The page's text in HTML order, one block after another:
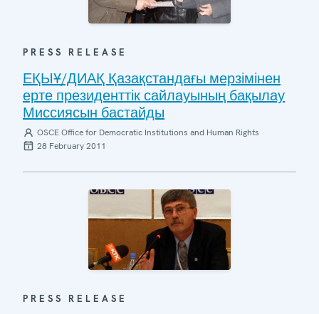
PRESS RELEASE
ЕҚЫҰ/ДИАҚ Қазақстандағы мерзімінен
ерте президенттік сайлауының бақылау
Миссиясын бастайды
OSCE Office for Democratic Institutions and Human Rights
28 February 2011
PRESS RELEASE